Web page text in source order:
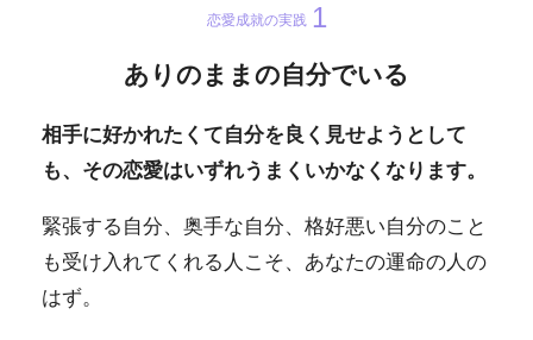
恋愛成就の実践
ありのままの自分でいる
相手に好かれたくて自分を良く見せようとして
も、その恋愛はいずれうまくいかなくなります。
緊張する自分、奥手な自分、格好悪い自分のこと
も受け入れてくれる人こそ、あなたの運命の人の
はず。